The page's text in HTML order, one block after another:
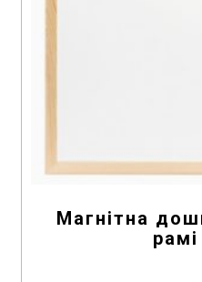
Магнітна